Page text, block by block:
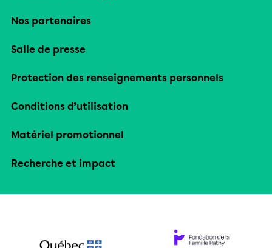
Nos partenaires
Salle de presse
Protection des renseignements personnels
Conditions d’utilisation
Matériel promotionnel
Recherche et impact